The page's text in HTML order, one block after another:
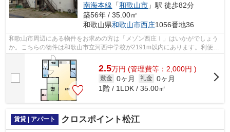
南海本線 「和歌山市 」駅 徒歩82分
築56年 / 35.00㎡
和歌山県和歌山市西庄1056番地36
和歌山市周辺にある物件をお求めの方は「メゾン西庄Ⅰ」はいかがでしょう
か。こちらの物件は和歌山市立河西中学校が2191m以内にあります。利便性
の高い徒歩8分の物件です。こちらの物件...
2.5万円 (管理費等：2,000円 )
敷金 0ヶ月 礼金 0ヶ月
1階 / 1LDK / 35.00㎡
賃貸 | アパート クロスポイント松江